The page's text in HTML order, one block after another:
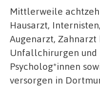
Mittlerweile
Hausarzt,
Augenarzt, Zahnarzt
Unfallchirurgen und
Psycholog*innen
versorgen in